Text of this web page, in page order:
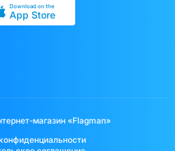
Download on the
App Store
магазин «Flagman»